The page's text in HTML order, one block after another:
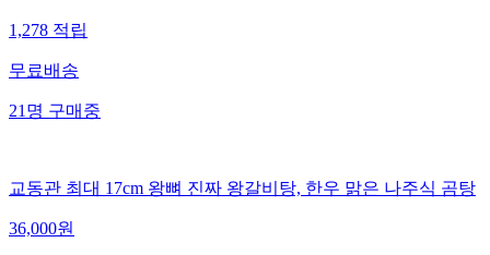
1,278적립
무료배송
21명구매중
교동관 최대 17cm 왕뼈 진짜 왕갈비탕, 한우 맑은 나주식 곰탕
36,000원